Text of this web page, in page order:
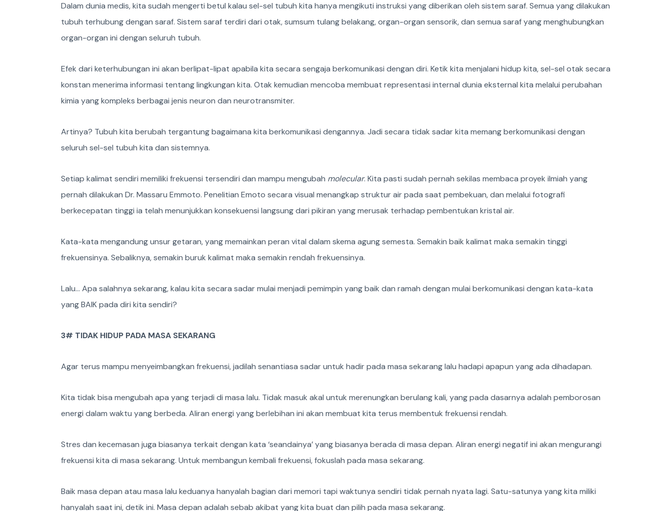
Dalam dunia medis, kita sudah mengerti betul kalau sel-sel tubuh kita hanya mengikuti instruksi yang diberikan oleh sistem saraf. Semua yang dilakukan
tubuh terhubung dengan saraf. Sistem saraf terdiri dari otak, sumsum tulang belakang, organ-organ sensorik, dan semua saraf yang menghubungkan
organ-organ ini dengan seluruh tubuh.
Efek dari keterhubungan ini akan berlipat-lipat apabila kita secara sengaja berkomunikasi dengan diri. Ketik kita menjalani hidup kita, sel-sel otak secara
konstan menerima informasi tentang lingkungan kita. Otak kemudian mencoba membuat representasi internal dunia eksternal kita melalui perubahan
kimia yang kompleks berbagai jenis neuron dan neurotransmiter.
Artinya? Tubuh kita berubah tergantung bagaimana kita berkomunikasi dengannya. Jadi secara tidak sadar kita memang berkomunikasi dengan
seluruh sel-sel tubuh kita dan sistemnya.
Setiap kalimat sendiri memiliki frekuensi tersendiri dan mampu mengubah molecular. Kita pasti sudah pernah sekilas membaca proyek ilmiah yang
pernah dilakukan Dr. Massaru Emmoto. Penelitian Emoto secara visual menangkap struktur air pada saat pembekuan, dan melalui fotografi
berkecepatan tinggi ia telah menunjukkan konsekuensi langsung dari pikiran yang merusak terhadap pembentukan kristal air.
Kata-kata mengandung unsur getaran, yang memainkan peran vital dalam skema agung semesta. Semakin baik kalimat maka semakin tinggi
frekuensinya. Sebaliknya, semakin buruk kalimat maka semakin rendah frekuensinya.
Lalu… Apa salahnya sekarang, kalau kita secara sadar mulai menjadi pemimpin yang baik dan ramah dengan mulai berkomunikasi dengan kata-kata
yang BAIK pada diri kita sendiri?
3# TIDAK HIDUP PADA MASA SEKARANG
Agar terus mampu menyeimbangkan frekuensi, jadilah senantiasa sadar untuk hadir pada masa sekarang lalu hadapi apapun yang ada dihadapan.
Kita tidak bisa mengubah apa yang terjadi di masa lalu. Tidak masuk akal untuk merenungkan berulang kali, yang pada dasarnya adalah pemborosan
energi dalam waktu yang berbeda. Aliran energi yang berlebihan ini akan membuat kita terus membentuk frekuensi rendah.
Stres dan kecemasan juga biasanya terkait dengan kata ‘seandainya’ yang biasanya berada di masa depan. Aliran energi negatif ini akan mengurangi
frekuensi kita di masa sekarang. Untuk membangun kembali frekuensi, fokuslah pada masa sekarang.
Baik masa depan atau masa lalu keduanya hanyalah bagian dari memori tapi waktunya sendiri tidak pernah nyata lagi. Satu-satunya yang kita miliki
hanyalah saat ini, detik ini. Masa depan adalah sebab akibat yang kita buat dan pilih pada masa sekarang.